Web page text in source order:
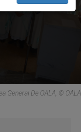
Latina celebra
General De OALA, © OALA